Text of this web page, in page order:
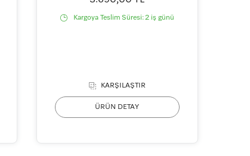
Kargoya Teslim Süresi:2 iş günü
KARŞILAŞTIR
ÜRÜN DETAY